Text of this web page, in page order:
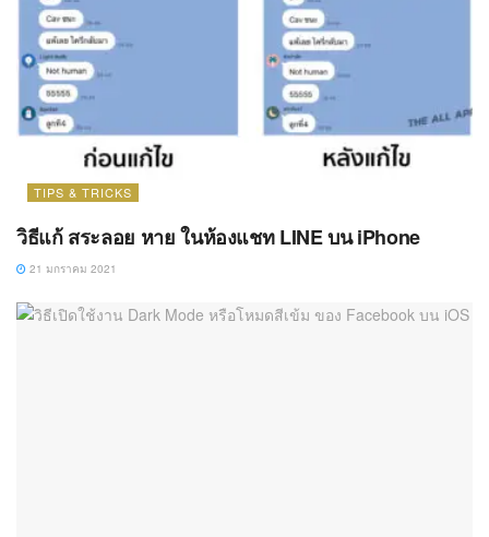
TIPS & TRICKS
วิธีแก้ สระลอย หาย ในห้องแชท LINE บน iPhone
21 มกราคม 2021